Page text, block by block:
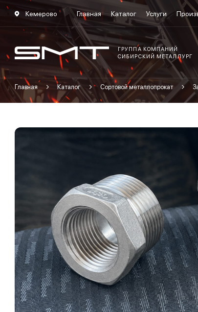
Кемерово Главная Каталог Услуги
ГРУППА КОМПАНИЙ
СИБИРСКИЙ МЕТАЛЛУРГ
Главная Каталог Сортовой металлопрокат